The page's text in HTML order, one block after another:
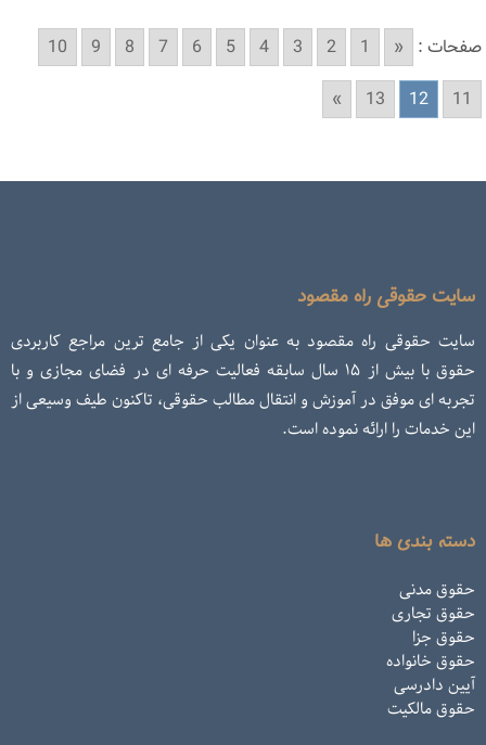
صفحات : «
1
2
3
4
5
6
7
8
9
10
11
12
13
»
سایت حقوقی راه مقصود
سایت حقوقی راه مقصود به عنوان یکی از جامع ترین مراجع کاربردی
حقوق با بیش از ۱۵ سال سابقه فعالیت حرفه ای در فضای مجازی و با
تجربه ای موفق در آموزش و انتقال مطالب حقوقی، تاکنون طیف وسیعی از
این خدمات را ارائه نموده است.
دسته بندی ها
حقوق مدنی
حقوق تجاری
حقوق جزا
حقوق خانواده
آیین دادرسی
حقوق مالکیت